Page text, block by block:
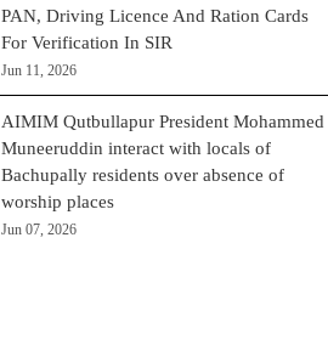
PAN, Driving Licence And Ration Cards
For Verification In SIR
Jun 11, 2026
AIMIM Qutbullapur President Mohammed
Muneeruddin interact with locals of
Bachupally residents over absence of
worship places
Jun 07, 2026